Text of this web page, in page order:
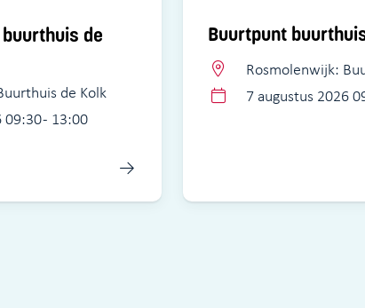
de
de Kolk
09:30 - 13:00
Buurtpunt
Rosmolenwijk:
7 augustus 2026